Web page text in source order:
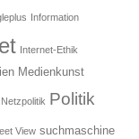
Information
Internet-Ethik
Medienkunst
Netzpolitik Politik
View suchmaschine